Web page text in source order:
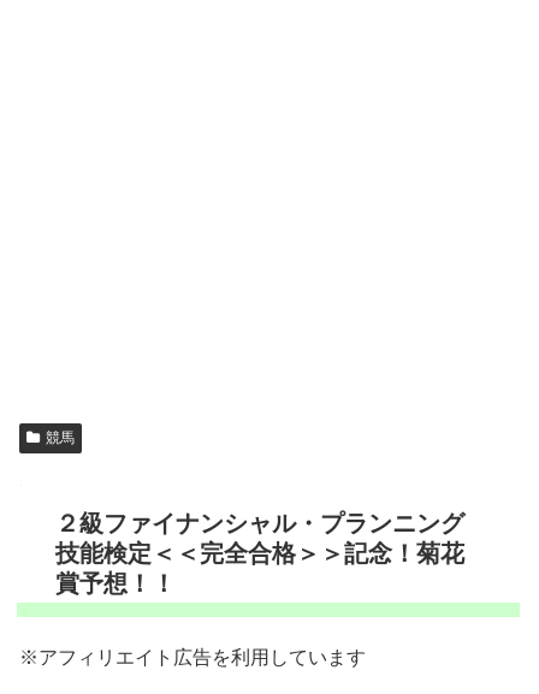
競馬
２級ファイナンシャル・プランニング
技能検定＜＜完全合格＞＞記念！菊花
賞予想！！
※アフィリエイト広告を利用しています